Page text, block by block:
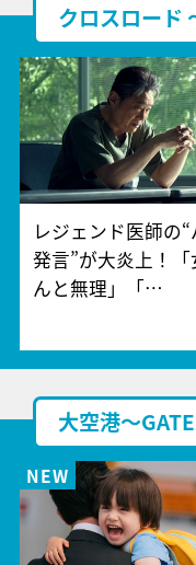
クロスロード
レジェンド医師の
発言”が大炎上！
んと無理」「…
大空港～